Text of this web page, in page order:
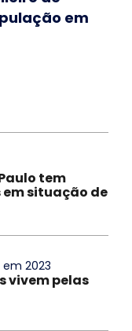
em
tem
em situação de
em 2023
vivem pelas